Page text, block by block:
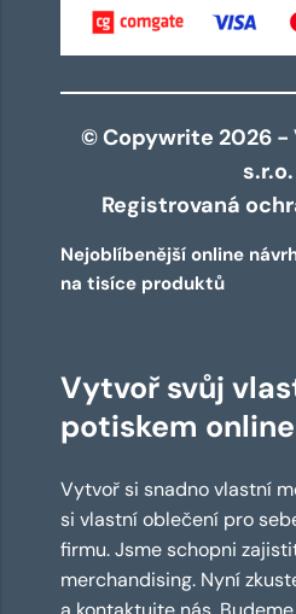
© Copywrite 2026
s.r.o.
Registrovaná
Nejoblíbenější online
na tisíce produktů
Vytvoř svůj
potiskem online
Vytvoř si snadno vlastní
si vlastní oblečení pro
firmu. Jsme schopni
merchandising. Nyní